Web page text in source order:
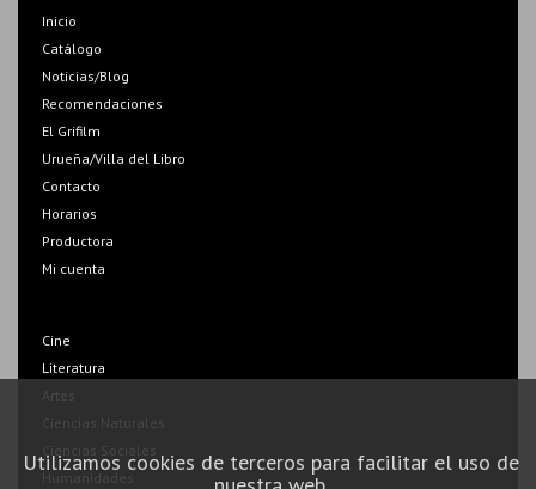
Utilizamos cookies de terceros para facilitar el uso de
Inicio
Catálogo
Noticias/Blog
Recomendaciones
El Grifilm
Urueña/Villa del Libro
Contacto
Horarios
Productora
Mi cuenta
Cine
Literatura
Artes
Ciencias Naturales
Ciencias Sociales
Humanidades